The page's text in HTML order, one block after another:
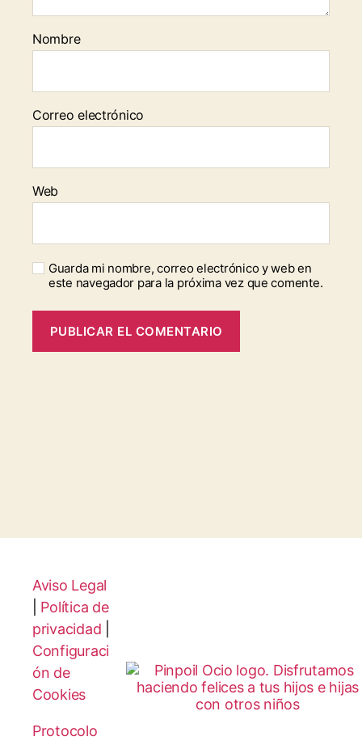
Nombre
Correo electrónico
Web
Guarda mi nombre, correo electrónico y web en
este navegador para la próxima vez que comente.
Aviso Legal
Política de
privacidad
Configuraci
ón de
Cookies
Protocolo